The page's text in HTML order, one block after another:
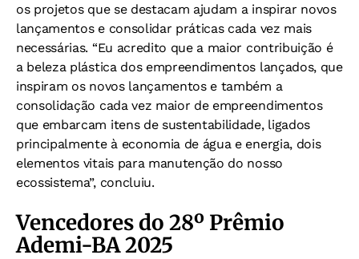
os projetos que se destacam ajudam a inspirar novos
lançamentos e consolidar práticas cada vez mais
necessárias. “Eu acredito que a maior contribuição é
a beleza plástica dos empreendimentos lançados, que
inspiram os novos lançamentos e também a
consolidação cada vez maior de empreendimentos
que embarcam itens de sustentabilidade, ligados
principalmente à economia de água e energia, dois
elementos vitais para manutenção do nosso
ecossistema”, concluiu.
Vencedores do 28º Prêmio
Ademi-BA 2025